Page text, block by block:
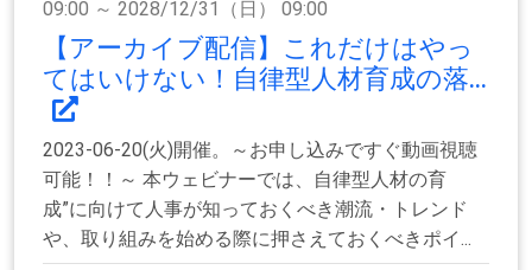
09:00 ～ 2028/12/31（日） 09:00
【アーカイブ配信】これだけはやっ
てはいけない！自律型人材育成の落...
2023-06-20(火)開催。～お申し込みですぐ動画視聴
可能！！～ 本ウェビナーでは、自律型人材の育
成”に向けて人事が知っておくべき潮流・トレンド
や、取り組みを始める際に押さえておくべきポイ...